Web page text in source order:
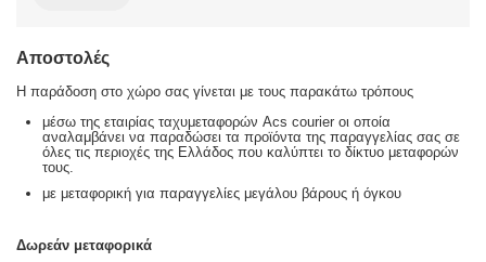
Αποστολές
Η παράδοση στο χώρο σας γίνεται με τους παρακάτω τρόπους
μέσω της εταιρίας ταχυμεταφορών Acs courier οι οποία
αναλαμβάνει να παραδώσει τα προϊόντα της παραγγελίας σας σε
όλες τις περιοχές της Ελλάδος που καλύπτει το δίκτυο μεταφορών
τους.
με μεταφορική για παραγγελίες μεγάλου βάρους ή όγκου
Δωρεάν μεταφορικά